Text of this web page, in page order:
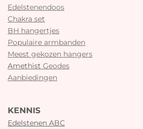
Edelstenendoos
Chakra set
BH hangertjes
Populaire armbanden
Meest gekozen hangers
Amethist Geodes
Aanbiedingen
KENNIS
Edelstenen ABC